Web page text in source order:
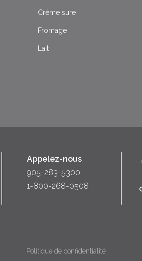
Crème sure
Fromage
Lait
Appelez-nous
905-283-5300
1-800-268-0508
Politique de confidentialité